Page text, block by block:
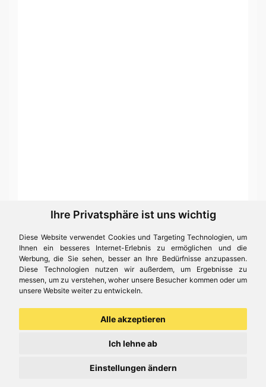
Ihre Privatsphäre ist uns wichtig
Diese Website verwendet Cookies und Targeting Technologien, um
Ihnen ein besseres Internet-Erlebnis zu ermöglichen und die
Werbung, die Sie sehen, besser an Ihre Bedürfnisse anzupassen.
Diese Technologien nutzen wir außerdem, um Ergebnisse zu
messen, um zu verstehen, woher unsere Besucher kommen oder um
unsere Website weiter zu entwickeln.
Alle akzeptieren
Ich lehne ab
Einstellungen ändern